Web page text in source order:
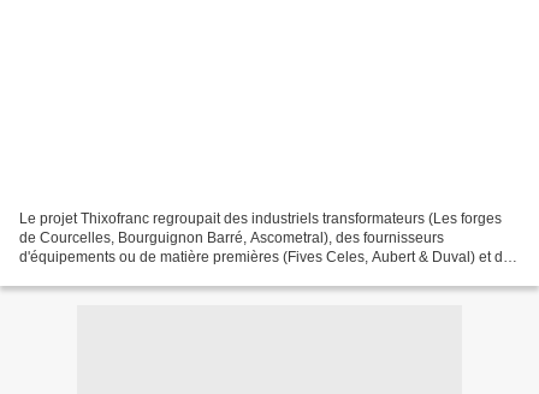
Le projet Thixofranc regroupait des industriels transformateurs (Les forges
de Courcelles, Bourguignon Barré, Ascometral), des fournisseurs
d'équipements ou de matière premières (Fives Celes, Aubert & Duval) et des